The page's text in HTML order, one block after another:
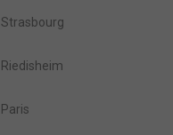
Strasbourg
Riedisheim
Paris